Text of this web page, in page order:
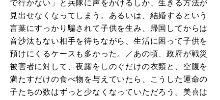
で行かない」と兵隊に声をかけるしか、生きる方法が
見出せなくなってしまう。あるいは、結婚するという
言葉にすっかり騙されて子供を生み、帰国してからは
音沙汰もない相手を待ちながら、生活に困って子供を
預けにくるケースも多かった。／あの頃、政府が戦災
被害者に対して、夜露をしのぐだけの衣類と、空腹を
満たすだけの食べ物を与えていたら、こうした運命の
子たちの数はずっと少なくなっていただろう。美喜は